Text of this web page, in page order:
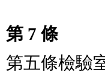
第 7 條
第五條檢驗